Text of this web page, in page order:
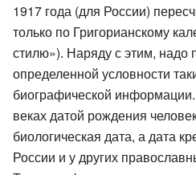
1917 года (для России)
только по Григорианскому
стилю»). Наряду с этим, надо
определенной условности
биографической
веках датой рождения
биологическая дата, а дата
России и у других